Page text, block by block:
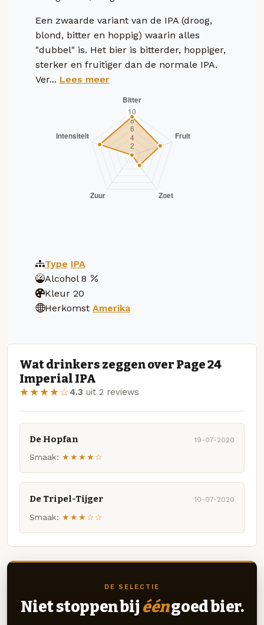
Een zwaarde variant van de IPA (droog,
blond, bitter en hoppig) waarin alles
"dubbel" is. Het bier is bitterder, hoppiger,
sterker en fruitiger dan de normale IPA.
Ver... Lees meer
Type IPA
Alcohol 8
Kleur 20
Herkomst Amerika
Wat drinkers zeggen over Page 24
Imperial IPA
★★★★☆4.3 uit 2 reviews
De Hopfan 19-07-2020
Smaak: ★★★★☆
De Tripel-Tijger 10-07-2020
Smaak: ★★★☆☆
DE SELECTIE
Niet stoppen bij ééngoed bier.